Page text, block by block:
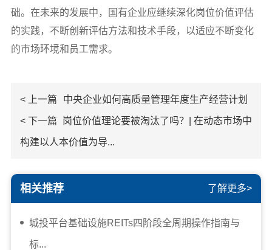
础。在未来的发展中，国有企业应继续深化岗位价值评估
的实践，不断创新评估方法和技术手段，以适应不断变化
的市场环境和员工需求。
< 上一篇 中央企业如何高质量管理年度生产经营计划
< 下一篇 岗位价值理论要被淘汰了吗？| 在动态市场中
构建以人本价值为导...
相关推荐 了解更多>
城投平台基础设施REITs四阶段全周期操作指南与
标...